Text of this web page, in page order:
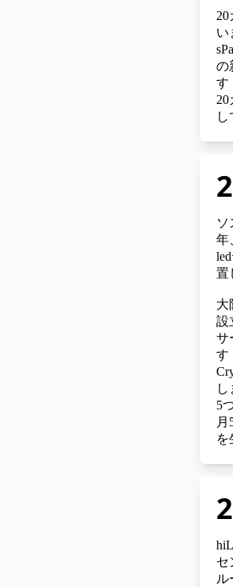
い
の
す
し
ソ
年
置
大
設
サ
す
し
5
を
セ
ル